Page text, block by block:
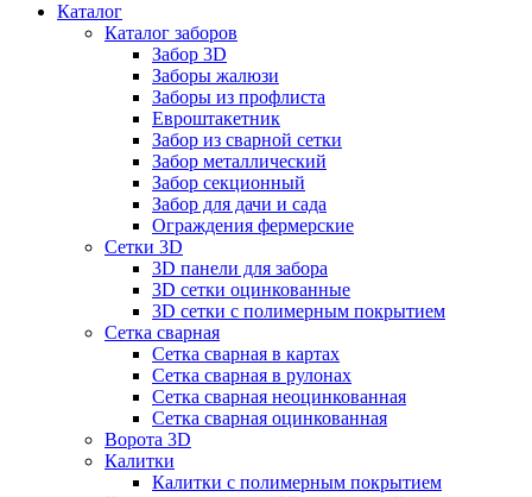
Каталог
Каталог заборов
Забор 3D
Заборы жалюзи
Заборы из профлиста
Евроштакетник
Забор из сварной сетки
Забор металлический
Забор секционный
Забор для дачи и сада
Ограждения фермерские
Сетки 3D
3D панели для забора
3D сетки оцинкованные
3D сетки с полимерным покрытием
Сетка сварная
Сетка сварная в картах
Сетка сварная в рулонах
Сетка сварная неоцинкованная
Сетка сварная оцинкованная
Ворота 3D
Калитки
Калитки с полимерным покрытием